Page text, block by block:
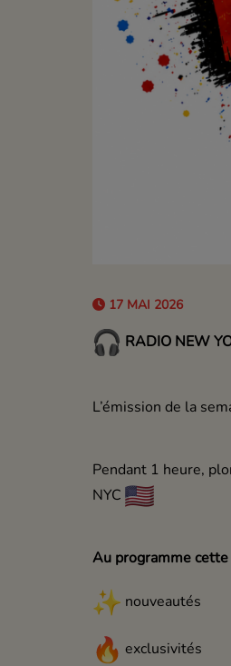
17 MAI 2026
RADIO NEW
L’émission de la
Pendant 1 heure,
NYC
Au programme
nouveautés
exclusivités